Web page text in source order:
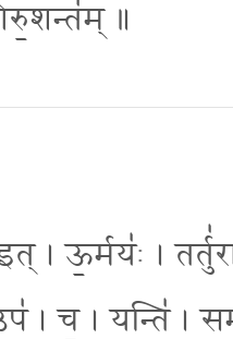
॥
। ऊ॒र्मयः॑ ।
। च॒ । यन्ति॑ ।